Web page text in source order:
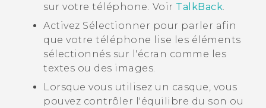
sur votre téléphone. Voir TalkBack
Activez Sélectionner pour parler afin
que votre téléphone lise les éléments
sélectionnés sur l'écran comme les
textes ou des images.
Lorsque vous utilisez un casque, vous
pouvez contrôler l'équilibre du son ou